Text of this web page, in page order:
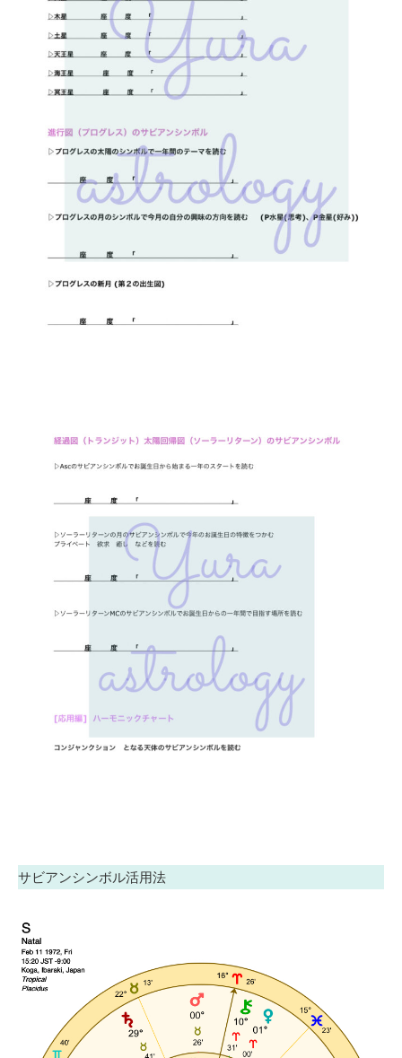
サビアンシンボル活用法